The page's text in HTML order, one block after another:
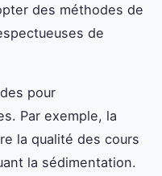
des méthodes de
de
pour
Par exemple, la
la qualité des cours
la sédimentation.